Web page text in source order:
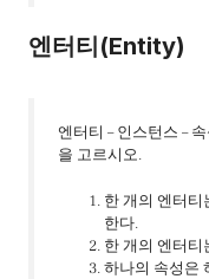
엔터티(Entity)
엔터티 – 인스턴스 –
을 고르시오.
한 개의 엔터
한다.
한 개의 엔터티
하나의 속성은